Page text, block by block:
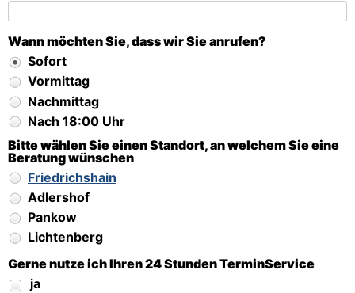
Wann möchten Sie, dass wir Sie anrufen?
Sofort
Vormittag
Nachmittag
Nach 18:00 Uhr
Bitte wählen Sie einen Standort, an welchem Sie eine
Beratung wünschen
Friedrichshain
Adlershof
Pankow
Lichtenberg
Gerne nutze ich Ihren 24 Stunden TerminService
ja